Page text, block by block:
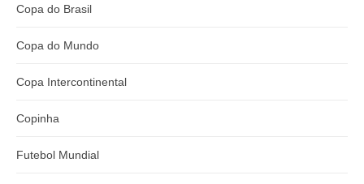
Copa do Brasil
Copa do Mundo
Copa Intercontinental
Copinha
Futebol Mundial